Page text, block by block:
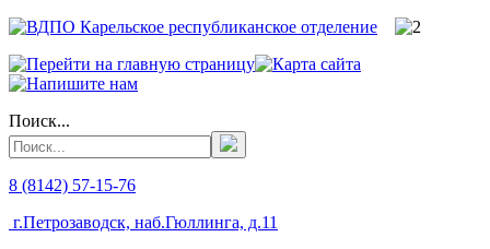
Поиск...
8 (8142) 57-15-76
г.Петрозаводск, наб.Гюллинга, д.11